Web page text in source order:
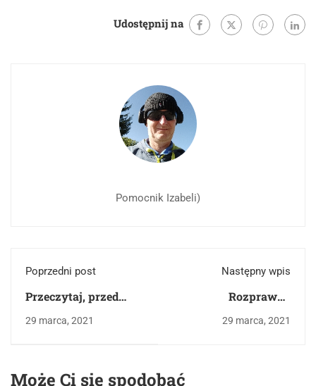
Udostępnij na
Pomocnik Izabeli)
Poprzedni post
Przeczytaj, przed
zapoznaniem się z
29 marca, 2021
Następny wpis
Rozprawka
maturalna z "Lalki" -
29 marca, 2021
Może Ci się spodobać